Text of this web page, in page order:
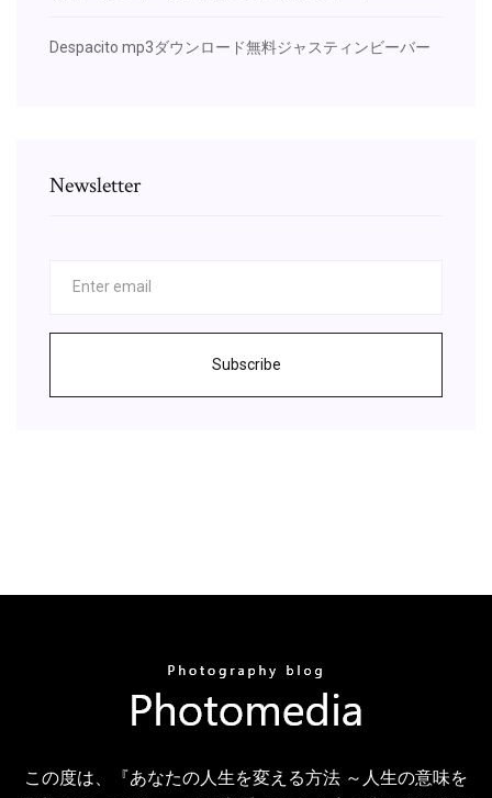
Despacito mp3ダウンロード無料ジャスティンビーバー
Newsletter
Subscribe
この度は、『あなたの人生を変える方法 ～人生の意味を